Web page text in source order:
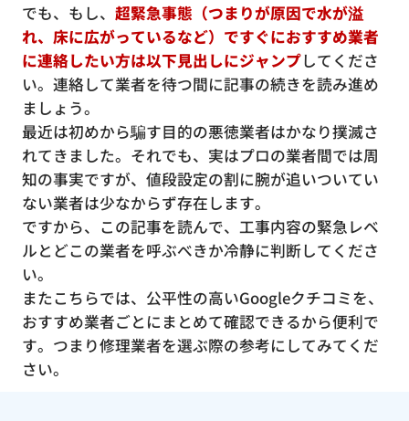
でも、もし、 超緊急事態（つまりが原因で水が溢
れ、床に広がっているなど）ですぐにおすすめ業者
に連絡したい方は以下見出しにジャンプしてくださ
い。連絡して業者を待つ間に記事の続きを読み進め
ましょう。
最近は初めから騙す目的の悪徳業者はかなり撲滅さ
れてきました。それでも、実はプロの業者間では周
知の事実ですが、値段設定の割に腕が追いついてい
ない業者は少なからず存在します。
ですから、この記事を読んで、工事内容の緊急レベ
ルとどこの業者を呼ぶべきか冷静に判断してくださ
い。
またこちらでは、公平性の高いGoogleクチコミを、
おすすめ業者ごとにまとめて確認できるから便利で
す。つまり修理業者を選ぶ際の参考にしてみてくだ
さい。